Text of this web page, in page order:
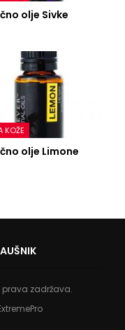
olje Sivke
KOŽE
olje Limone
prava zadržava.